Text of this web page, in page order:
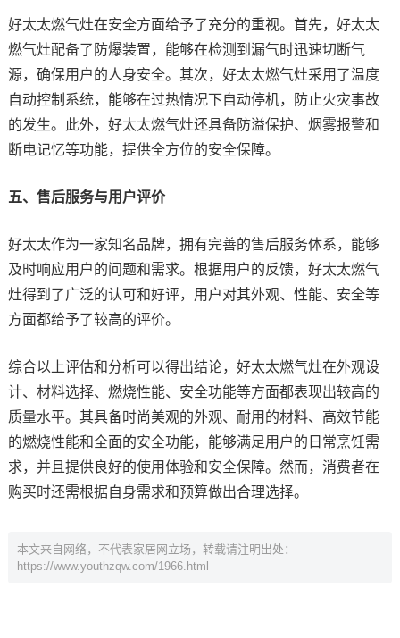
好太太燃气灶在安全方面给予了充分的重视。首先，好太太
燃气灶配备了防爆装置，能够在检测到漏气时迅速切断气
源，确保用户的人身安全。其次，好太太燃气灶采用了温度
自动控制系统，能够在过热情况下自动停机，防止火灾事故
的发生。此外，好太太燃气灶还具备防溢保护、烟雾报警和
断电记忆等功能，提供全方位的安全保障。
五、售后服务与用户评价
好太太作为一家知名品牌，拥有完善的售后服务体系，能够
及时响应用户的问题和需求。根据用户的反馈，好太太燃气
灶得到了广泛的认可和好评，用户对其外观、性能、安全等
方面都给予了较高的评价。
综合以上评估和分析可以得出结论，好太太燃气灶在外观设
计、材料选择、燃烧性能、安全功能等方面都表现出较高的
质量水平。其具备时尚美观的外观、耐用的材料、高效节能
的燃烧性能和全面的安全功能，能够满足用户的日常烹饪需
求，并且提供良好的使用体验和安全保障。然而，消费者在
购买时还需根据自身需求和预算做出合理选择。
本文来自网络，不代表家居网立场，转载请注明出处：
https://www.youthzqw.com/1966.html